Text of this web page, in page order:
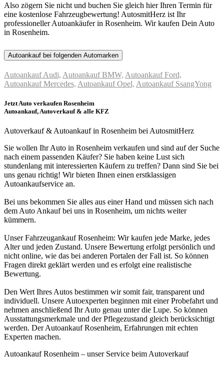
Also zögern Sie nicht und buchen Sie gleich hier Ihren Termin für
eine kostenlose Fahrzeugbewertung! AutosmitHerz ist Ihr
professioneller Autoankäufer in Rosenheim. Wir kaufen Dein Auto
in Rosenheim.
Autoankauf bei folgenden Automarken
Autoankauf Audi, Autoankauf BMW, Autoankauf Ford,
Autoankauf Mercedes, Autoankauf Opel, Autoankauf SsangYong
Jetzt Auto verkaufen Rosenheim
Autoankauf, Autoverkauf & alle KFZ
Autoverkauf & Autoankauf in Rosenheim bei AutosmitHerz
Sie wollen Ihr Auto in Rosenheim verkaufen und sind auf der Suche
nach einem passenden Käufer? Sie haben keine Lust sich
stundenlang mit interessierten Käufern zu treffen? Dann sind Sie bei
uns genau richtig! Wir bieten Ihnen einen erstklassigen
Autoankaufservice an.
Bei uns bekommen Sie alles aus einer Hand und müssen sich nach
dem Auto Ankauf bei uns in Rosenheim, um nichts weiter
kümmern.
Unser Fahrzeugankauf Rosenheim: Wir kaufen jede Marke, jedes
Alter und jeden Zustand. Unsere Bewertung erfolgt persönlich und
nicht online, wie das bei anderen Portalen der Fall ist. So können
Fragen direkt geklärt werden und es erfolgt eine realistische
Bewertung.
Den Wert Ihres Autos bestimmen wir somit fair, transparent und
individuell. Unsere Autoexperten beginnen mit einer Probefahrt und
nehmen anschließend Ihr Auto genau unter die Lupe. So können
Ausstattungsmerkmale und der Pflegezustand gleich berücksichtigt
werden. Der Autoankauf Rosenheim, Erfahrungen mit echten
Experten machen.
Autoankauf Rosenheim – unser Service beim Autoverkauf